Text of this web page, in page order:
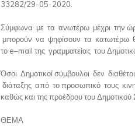
33282/29-05-2020.
Σύμφωνα με τα ανωτέρω μέχρι την
μπορούν να ψηφίσουν τα κατωτέρω
το e–mail της γραμματείας του
Όσοι Δημοτικοί σύμβουλοι δεν
διάταξης από το προσωπικό τους
καθώς και της προέδρου του
ΘΕΜΑ